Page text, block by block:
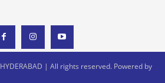
| All rights reserved. Powered by